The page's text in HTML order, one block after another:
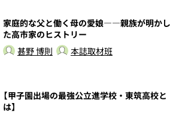
家庭的な父と働く母の愛娘――親族が明かし
た高市家のヒストリー
甚野 博則
本誌取材班
【甲子園出場の最強公立進学校・東筑高校と
は】